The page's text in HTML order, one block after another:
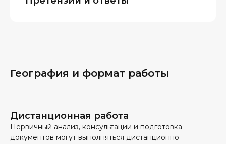
География и формат работы
Дистанционная работа
Первичный анализ, консультации и подготовка
документов могут выполняться дистанционно